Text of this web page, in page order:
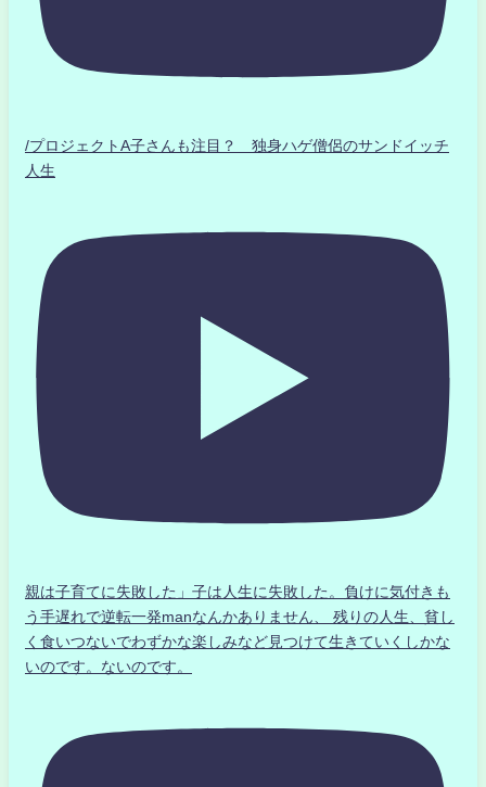
/プロジェクトA子さんも注目？ 独身ハゲ僧侶のサンドイッチ
人生
親は子育てに失敗した」子は人生に失敗した。負けに気付きも
う手遅れで逆転一発manなんかありません、 残りの人生、貧し
く食いつないでわずかな楽しみなど見つけて生きていくしかな
いのです。ないのです。